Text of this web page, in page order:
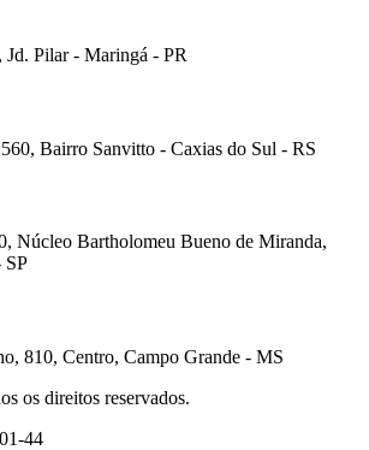
Jd. Pilar - Maringá - PR
Bairro Sanvitto - Caxias do Sul - RS
Núcleo Bartholomeu Bueno de Miranda,
SP
810, Centro, Campo Grande - MS
os direitos reservados.
44